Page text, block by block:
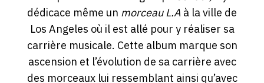
dédicace même un morceau L.A à la ville de
Los Angeles où il est allé pour y réaliser sa
carrière musicale. Cette album marque son
ascension et l’évolution de sa carrière avec
des morceaux lui ressemblant ainsi qu’avec